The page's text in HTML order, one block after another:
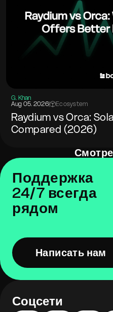
G. Khan
Aug 05. 2026| Ecosystem
Raydium vs Orca:
Compared (2026)
Поддержка
24/7 всегда
рядом
Написать нам
Соцсети